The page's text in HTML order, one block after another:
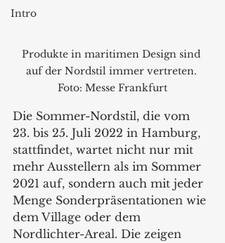
Intro
Produkte in maritimen Design sind
auf der Nordstil immer vertreten.
Foto: Messe Frankfurt
Die Sommer-Nordstil, die vom
23. bis 25. Juli 2022 in Hamburg,
stattfindet, wartet nicht nur mit
mehr Ausstellern als im Sommer
2021 auf, sondern auch mit jeder
Menge Sonderpräsentationen wie
dem Village oder dem
Nordlichter-Areal. Die zeigen